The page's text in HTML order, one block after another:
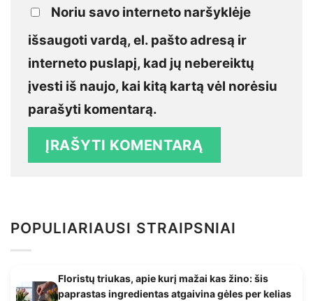
Noriu savo interneto naršyklėje
išsaugoti vardą, el. pašto adresą ir
interneto puslapį, kad jų nebereiktų
įvesti iš naujo, kai kitą kartą vėl norėsiu
parašyti komentarą.
POPULIARIAUSI STRAIPSNIAI
Floristų triukas, apie kurį mažai kas žino: šis
paprastas ingredientas atgaivina gėles per kelias